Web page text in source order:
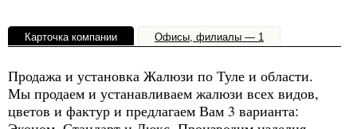
Карточка компании Офисы, филиалы — 1
Продажа и установка Жалюзи по Туле и области.
Мы продаем и устанавливаем жалюзи всех видов,
цветов и фактур и предлагаем Вам 3 варианта: